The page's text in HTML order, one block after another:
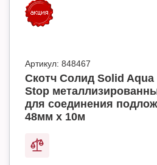
Артикул: 848467
Скотч Солид Solid Aqua
Stop
для соединения
48мм х 10м